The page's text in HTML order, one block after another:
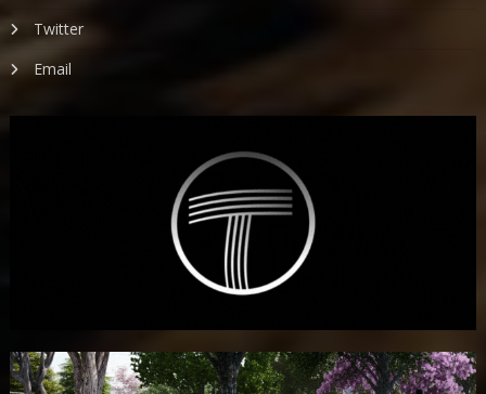
Twitter
Email